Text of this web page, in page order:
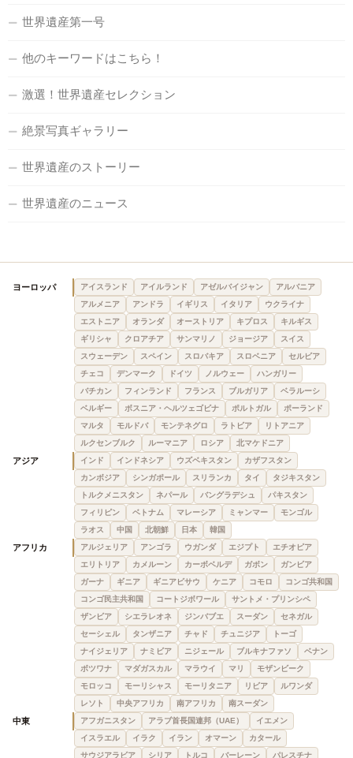
世界遺産第一号
他のキーワードはこちら！
激選！世界遺産セレクション
絶景写真ギャラリー
世界遺産のストーリー
世界遺産のニュース
ヨーロッパ アイスランド アイルランド アゼルバイジャン
アルバニア
アルメニア
アンドラ イギリス イタリア
ウクライナ
エストニア
オランダ オーストリア キプロス
キルギス
ギリシャ
クロアチア サンマリノ ジョージア
スイス
スウェーデン
スペイン スロバキア スロベニア
セルビア
チェコ
デンマーク ドイツ ノルウェー
ハンガリー
バチカン
フィンランド フランス ブルガリア
ベラルーシ
ベルギー
ボスニア・ヘルツェゴビナ ポルトガル
ポーランド
マルタ
モルドバ モンテネグロ ラトビア
リトアニア
ルクセンブルク
ルーマニア ロシア 北マケドニア
アジア インド インドネシア ウズベキスタン
カザフスタン
カンボジア
シンガポール スリランカ タイ
タジキスタン
トルクメニスタン
ネパール バングラデシュ
パキスタン
フィリピン
ベトナム マレーシア ミャンマー
モンゴル
ラオス
中国 北朝鮮 日本 韓国
アフリカ アルジェリア アンゴラ ウガンダ エジプト
エチオピア
エリトリア
カメルーン カーボベルデ ガボン
ガンビア
ガーナ
ギニア ギニアビサウ ケニア コモロ
コンゴ共和国
コンゴ民主共和国
コートジボワール
サントメ・プリンシペ
ザンビア
シエラレオネ ジンバブエ スーダン
セネガル
セーシェル
タンザニア チャド チュニジア
トーゴ
ナイジェリア
ナミビア ニジェール ブルキナファソ
ベナン
ボツワナ
マダガスカル マラウイ マリ
モザンビーク
モロッコ
モーリシャス モーリタニア リビア
ルワンダ
レソト
中央アフリカ 南アフリカ 南スーダン
中東 アフガニスタン アラブ首長国連邦（UAE）
イエメン
イスラエル
イラク イラン オマーン
カタール
サウジアラビア
シリア トルコ バーレーン パレスチナ